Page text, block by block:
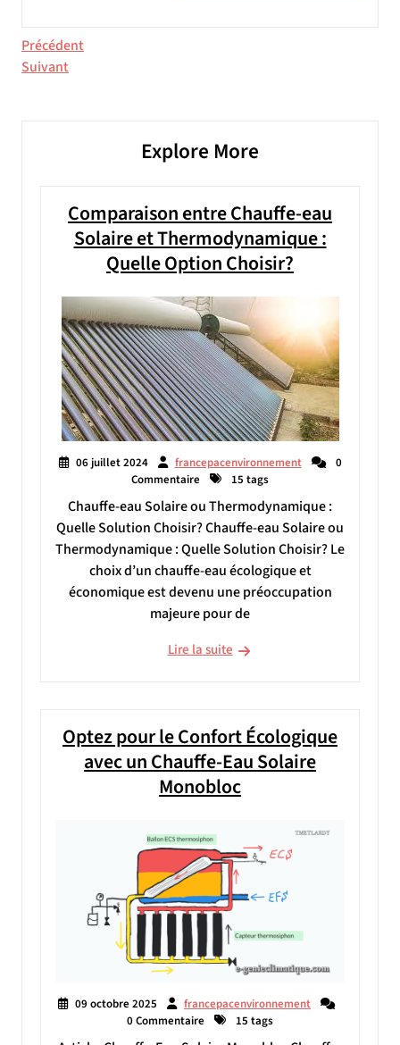
Navigation
de
Article
précédent
Précédent
Article
Suivant
Explore More
Comparaison entre Chauffe-eau
Solaire et Thermodynamique :
Quelle Option Choisir?
06 juillet 2024 francepacenvironnement
0
Commentaire
15 tags
Chauffe-eau Solaire ou Thermodynamique :
Quelle Solution Choisir? Chauffe-eau Solaire ou
Thermodynamique : Quelle Solution Choisir? Le
choix d’un chauffe-eau écologique et
économique est devenu une préoccupation
majeure pour de
Lire la suite
Optez pour le Confort Écologique
avec un Chauffe-Eau Solaire
Monobloc
09 octobre 2025
francepacenvironnement
0 Commentaire
15 tags